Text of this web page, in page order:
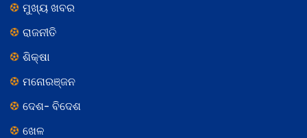
ମୁଖ୍ୟ ଖବର
ରାଜନୀତି
ଶିକ୍ଷା
ମନୋରଞ୍ଜନ
ଦେଶ- ବିଦେଶ
ଖେଳ